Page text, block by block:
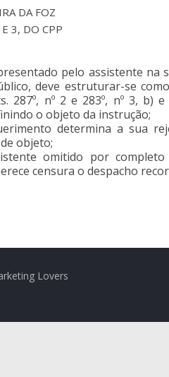
DA FOZ
3, DO CPP
pelo assistente na
deve estruturar-se
287º, nº 2 e 283º, nº 3, b)
o objeto da instrução;
determina a sua
objeto;
omitido por
censura o despacho
Lovers